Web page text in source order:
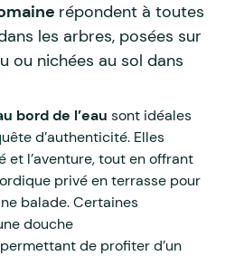
répondent à toutes
les arbres, posées sur
ou nichées au sol dans
bord de l’eau sont idéales
d’authenticité. Elles
et l’aventure, tout en offrant
privé en terrasse pour
balade. Certaines
douche
de profiter d’un